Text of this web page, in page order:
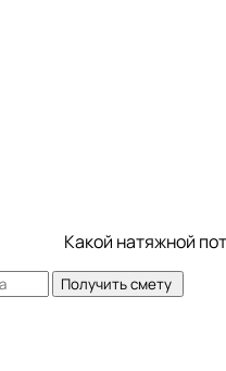
Какой натяжной
Получить смету